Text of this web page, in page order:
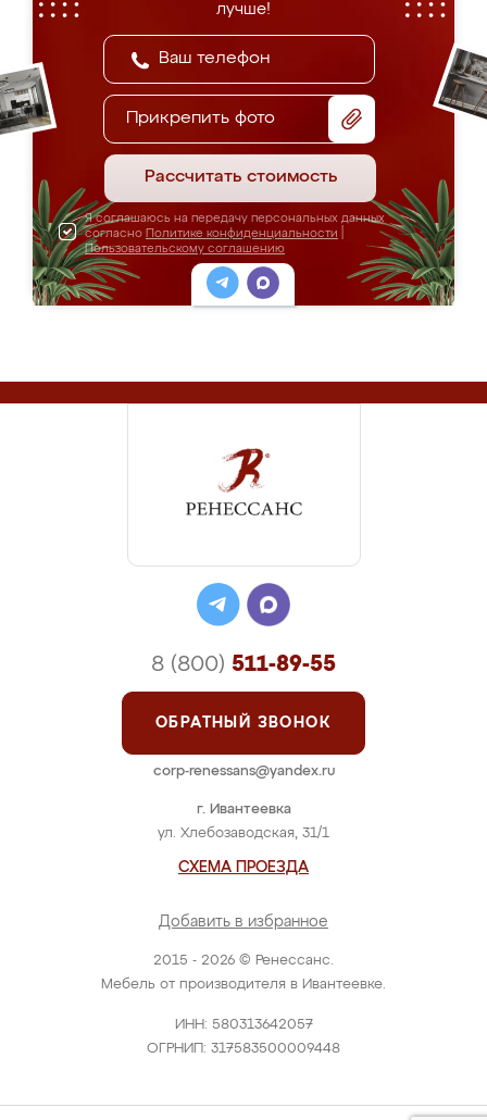
лучше!
Прикрепить фото
Рассчитать стоимость
Я соглашаюсь на передачу персональных данных
согласно Политике конфиденциальности
Пользовательскому соглашению
2015 - 2026 © Ренессанс.
Мебель от производителя в Ивантеевке.
ИНН: 580313642057
ОГРНИП: 317583500009448
г. Ивантеевка
ул. Хлебозаводская, 31/1
СХЕМА ПРОЕЗДА
Добавить в избранное
8 (800) 511-89-55
ОБРАТНЫЙ ЗВОНОК
corp-renessans@yandex.ru